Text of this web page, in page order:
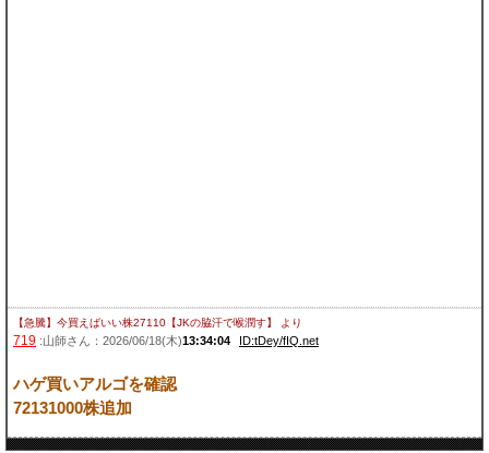
【急騰】今買えばいい株27110【JKの脇汗で喉潤す】 より
719 :山師さん：2026/06/18(木)13:34:04 ID:tDey/fIQ.net
ハゲ買いアルゴを確認
72131000株追加